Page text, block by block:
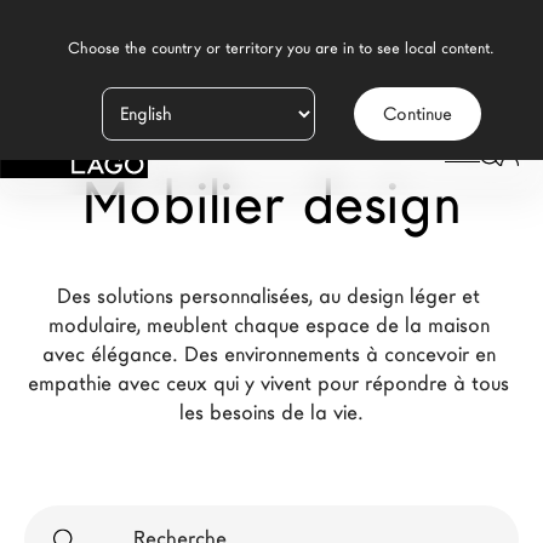
Continue
Produits
Inspiration
Contract
Magasins
La Brand
Mobilier design
Des solutions personnalisées, au design léger et
modulaire, meublent chaque espace de la maison
avec élégance. Des environnements à concevoir en
empathie avec ceux qui y vivent pour répondre à tous
les besoins de la vie.